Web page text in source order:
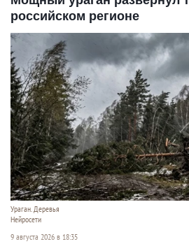
российском регионе
Ураган. Деревья
Нейросети
9 августа 2026 в 18:35